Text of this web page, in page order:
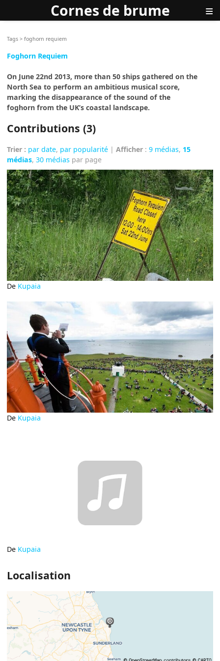
Cornes de brume ≡
Tags >foghorn requiem
Foghorn Requiem
On June 22nd 2013, more than 50 ships gathered on the
North Sea to perform an ambitious musical score,
marking the disappearance of the sound of the
foghorn from the UK’s coastal landscape.
Contributions (3)
Trier : par date, par popularité |Afficher :9 médias, 15
médias,30 médias par page
De Kupaia
De Kupaia
De Kupaia
Localisation